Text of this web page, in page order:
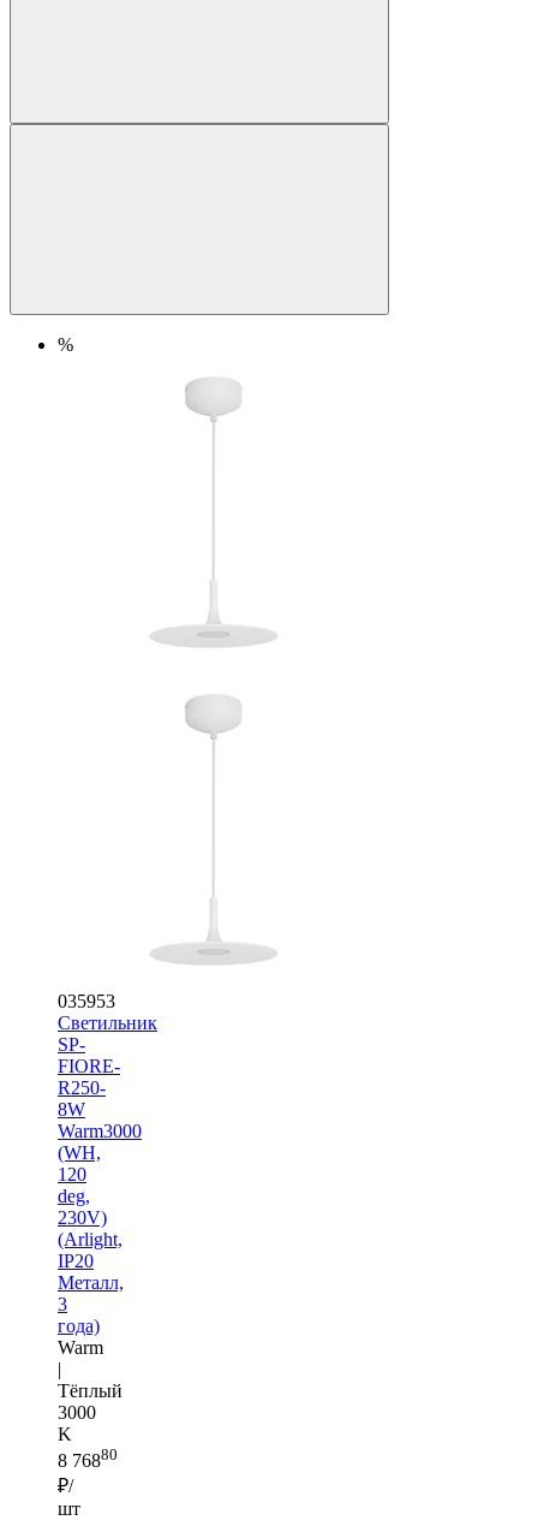
%
035953
Светильник
SP-
FIORE-
R250-
8W
Warm3000
(WH,
120
deg,
230V)
(Arlight,
IP20
Металл,
3
года)
Warm
|
Тёплый
3000
K
8 76880
₽/
шт